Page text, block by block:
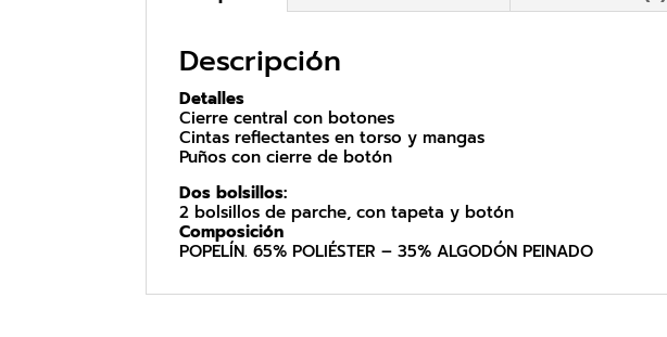
Descripción
Detalles
Cierre central con botones
Cintas reflectantes en torso y mangas
Puños con cierre de botón
Dos bolsillos:
2 bolsillos de parche, con tapeta y botón
Composición
POPELÍN. 65% POLIÉSTER – 35% ALGODÓN PEINADO